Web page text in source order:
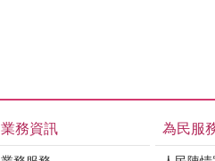
業務資訊 為民服